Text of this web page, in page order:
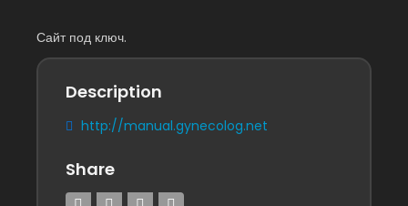
Сайт под ключ.
Description
http://manual.gynecolog.net
Share